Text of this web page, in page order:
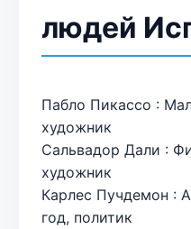
людей
Пабло Пикассо :
художник
Сальвадор Дали :
художник
Карлес Пучдемон :
год, политик